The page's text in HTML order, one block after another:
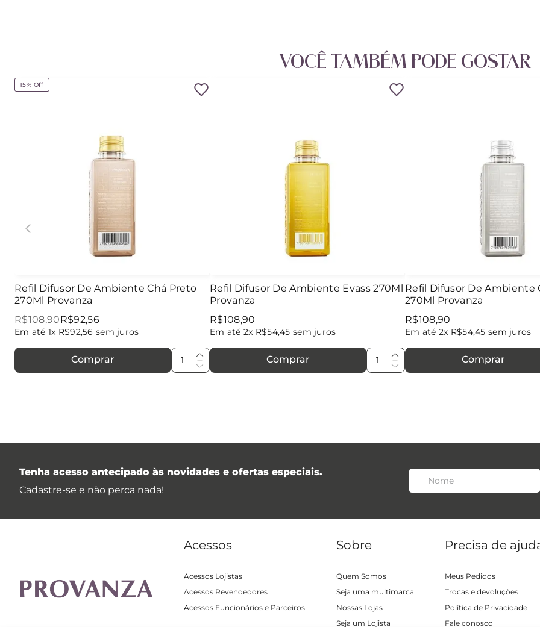
VOCÊ TAMBÉM PODE GOSTAR
15% Off
Refil Difusor De Ambiente Chá Preto
270Ml Provanza
R$108,90R$92,56
Em até 1x R$92,56 sem juros
Comprar
Refil Difusor De Ambiente Evass 270Ml
Provanza
R$108,90
Em até 2x R$54,45 sem juros
Comprar
Refil Difusor De Ambiente
270Ml Provanza
R$108,90
Em até 2x R$54,45 sem juros
Comprar
Tenha acesso antecipado às novidades e ofertas especiais.
Cadastre-se e não perca nada!
Acessos
Acessos Lojistas
Acessos Revendedores
Acessos Funcionários e Parceiros
Sobre
Quem Somos
Seja uma multimarca
Nossas Lojas
Seja um Lojista
Precisa de
Meus Pedidos
Trocas e devoluções
Política de Privacidade
Fale conosco